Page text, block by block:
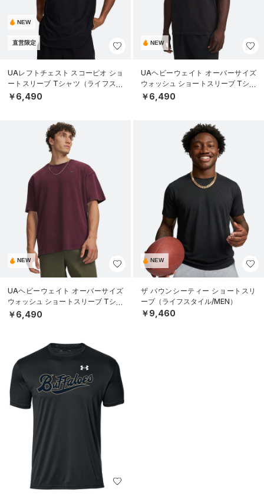
NEW
直営限定
UAレフトチェスト スコーピオ ショ
ートスリーブ Tシャツ（ライフスタ
イル/MEN）
￥6,490
NEW
UAヘビーウェイト オーバーサイズ
ウォッシュ ショートスリーブ Tシャ
ツ（ライフスタイル/MEN）
￥6,490
NEW
UAヘビーウェイト オーバーサイズ
ウォッシュ ショートスリーブ Tシャ
ツ（ライフスタイル/MEN）
￥6,490
NEW
ザ バウンシーティー ショートスリ
ーブ（ライフスタイル/MEN）
￥9,460